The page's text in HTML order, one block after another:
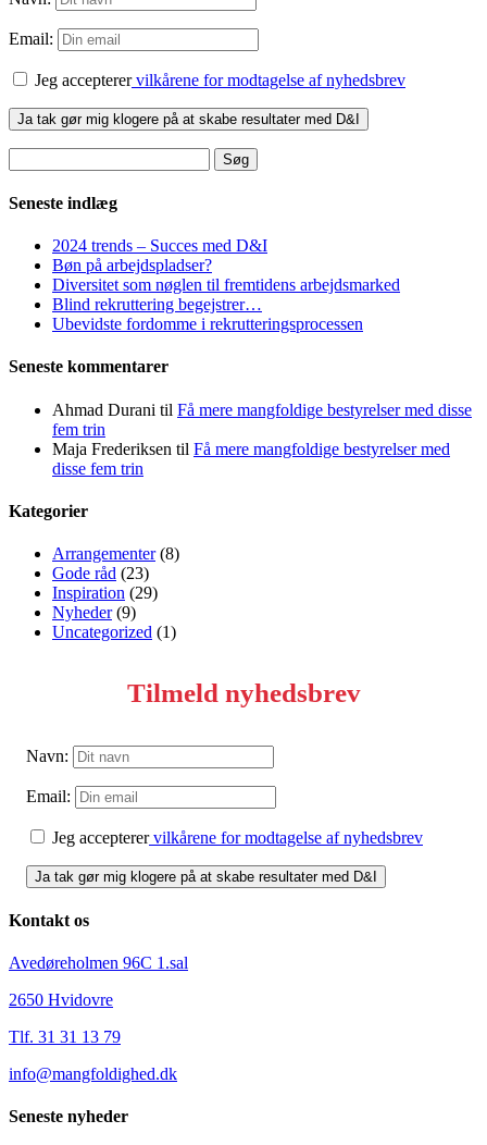
Email:
Jeg accepterervilkårene for modtagelse af nyhedsbrev
efter:
Seneste indlæg
2024 trends – Succes med D&I
Bøn på arbejdspladser?
Diversitet som nøglen til fremtidens arbejdsmarked
Blind rekruttering begejstrer…
Ubevidste fordomme i rekrutteringsprocessen
Seneste kommentarer
Ahmad Durani til Få mere mangfoldige bestyrelser med disse
fem trin
Maja Frederiksen til Få mere mangfoldige bestyrelser med
disse fem trin
Kategorier
Arrangementer(8)
Gode råd (23)
Inspiration (29)
Nyheder(9)
Uncategorized (1)
Tilmeld nyhedsbrev
Navn:
Email:
Jeg accepterervilkårene for modtagelse af nyhedsbrev
Kontakt os
Avedøreholmen 96C 1.sal
2650 Hvidovre
Tlf. 31 31 13 79
info@mangfoldighed.dk
Seneste nyheder